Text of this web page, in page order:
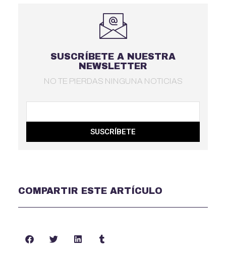
SUSCRÍBETE A NUESTRA
NEWSLETTER
NO TE PIERDAS NINGUNA NOTICIAS
SUSCRÍBETE
COMPARTIR ESTE ARTÍCULO